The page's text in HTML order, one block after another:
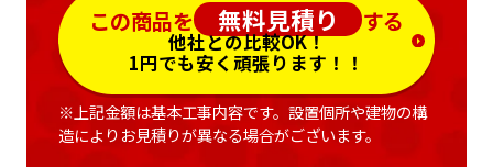
この商品を 無料見積り する
他社との比較OK！
1円でも安く頑張ります！！
※上記金額は基本工事内容です。設置個所や建物の構
造によりお見積りが異なる場合がございます。